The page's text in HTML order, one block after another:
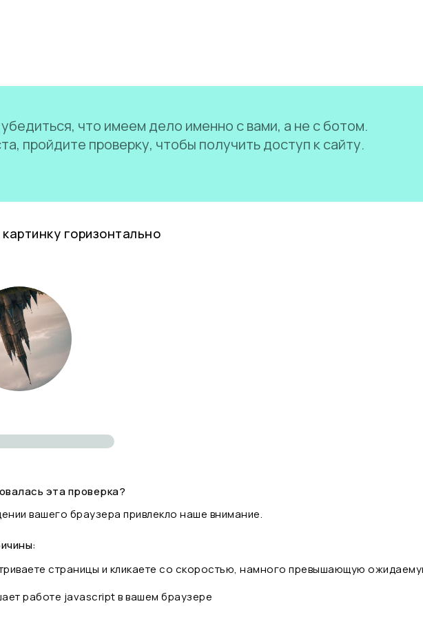
что имеем дело именно с вами, а не с ботом.
пройдите проверку, чтобы получить доступ к сайту.
горизонтально
эта проверка?
вашего браузера привлекло наше внимание.
страницы и кликаете со скоростью, намного превышающую
работе javascript в вашем браузере